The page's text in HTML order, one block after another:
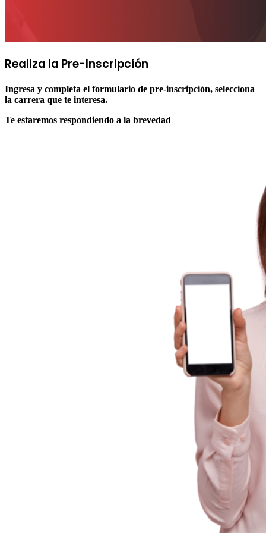
Realiza la Pre-Inscripción
Ingresa y completa el formulario de pre-inscripción, selecciona
la carrera que te interesa.
Te estaremos respondiendo a la brevedad